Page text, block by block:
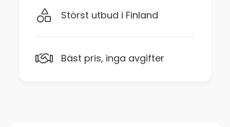
Störst utbud i Finland
Bäst pris, inga avgifter